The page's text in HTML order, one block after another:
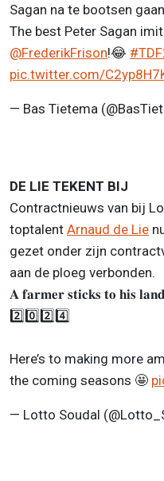
Sagan na te bootsen
The best Peter Sagan
@FrederikFrison!😂
pic.twitter.com/
— Bas Tietema
DE LIE TEKENT BIJ
Contractnieuws van bij
toptalent Arnaud de Lie
gezet onder zijn
aan de ploeg verbonden.
𝐀 𝐟𝐚𝐫𝐦𝐞𝐫 𝐬𝐭𝐢𝐜𝐤𝐬 𝐭𝐨 𝐡𝐢𝐬
2️⃣0️⃣2️⃣4️⃣
Here’s to making more
the coming seasons 🤩
— Lotto Soudal